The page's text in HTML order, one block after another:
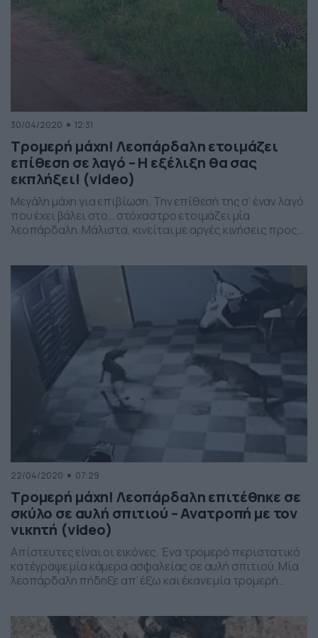
30/04/2020 12:31
Τρομερή μάχη! Λεοπάρδαλη ετοιμάζει
επίθεση σε λαγό – Η εξέλιξη θα σας
εκπλήξει! (video)
Μεγάλη μάχη για επιβίωση. Την επίθεσή της σ’ έναν λαγό
που έχει βάλει στο… στόχαστρο ετοιμάζει μία
λεοπάρδαλη. Μάλιστα, κινείται με αργές κινήσεις προς
προηγούμενο καλοκαίρι, στο εθνικό πάρκο Yala της Σρι
Λάνκα και η λεοπάρδαλη φαίνεται […]
22/04/2020 07:29
Τρομερή μάχη! Λεοπάρδαλη επιτέθηκε σε
σκύλο σε αυλή σπιτιού – Ανατροπή με τον
νικητή (video)
Απίστευτες είναι οι εικόνες. Ένα τρομερό περιστατικό
κατέγραψε μία κάμερα ασφαλείας σε αυλή σπιτιού. Μία
λεοπάρδαλη πήδηξε απ’ έξω και έκανε μία τρομερή
την έντονη… φωνή του σκυλιού, η λεοπάρδαλη